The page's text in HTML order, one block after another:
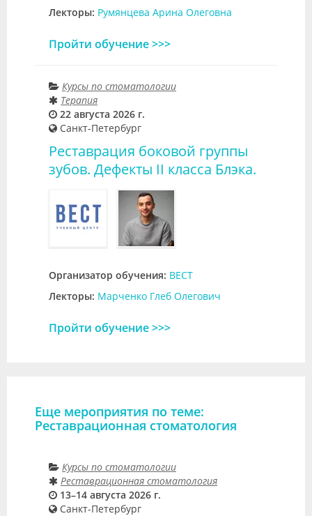
Лекторы: Румянцева Арина Олеговна
Пройти обучение >>>
Курсы по стоматологии
Терапия
22 августа 2026 г.
Санкт-Петербург
Реставрация боковой группы
зубов. Дефекты II класса Блэка.
Организатор обучения: ВЕСТ
Лекторы: Марченко Глеб Олегович
Пройти обучение >>>
Еще мероприятия по теме:
Реставрационная стоматология
Курсы по стоматологии
Реставрационная стоматология
13–14 августа 2026 г.
Санкт-Петербург